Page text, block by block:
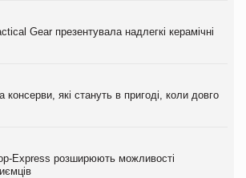
Gear презентувала надлегкі керамічні
консерви, які стануть в пригоді, коли довго
Express розширюють можливості